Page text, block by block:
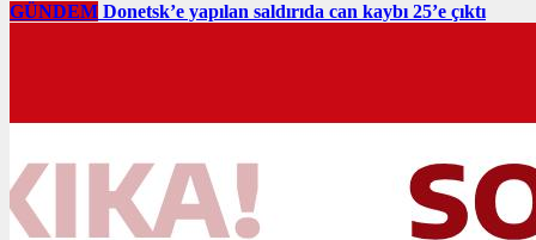
GÜNDEM Donetsk’e yapılan saldırıda can kaybı 25’e çıktı